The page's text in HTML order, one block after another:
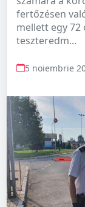
fertőzésen
mellett egy 72
teszteredm...
5 noiembrie